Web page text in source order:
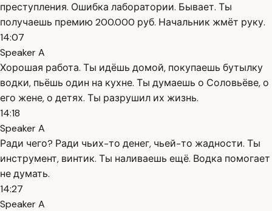
преступления. Ошибка лаборатории. Бывает. Ты
получаешь премию 200.000 руб. Начальник жмёт руку.
14:07
Speaker A
Хорошая работа. Ты идёшь домой, покупаешь бутылку
водки, пьёшь один на кухне. Ты думаешь о Соловьёве, о
его жене, о детях. Ты разрушил их жизнь.
14:18
Speaker A
Ради чего? Ради чьих-то денег, чьей-то жадности. Ты
инструмент, винтик. Ты наливаешь ещё. Водка помогает
не думать.
14:27
Speaker A